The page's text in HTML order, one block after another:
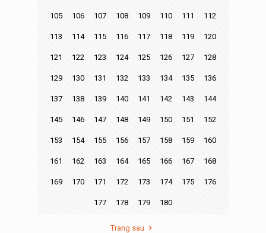
105 106 107 108 109 110 111 112
113 114 115 116 117 118 119 120
121 122 123 124 125 126 127 128
129 130 131 132 133 134 135 136
137 138 139 140 141 142 143 144
145 146 147 148 149 150 151 152
153 154 155 156 157 158 159 160
161 162 163 164 165 166 167 168
169 170 171 172 173 174 175 176
177 178 179 180
Trang sau